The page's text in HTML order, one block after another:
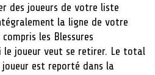
des joueurs de votre liste
la ligne de votre
les Blessures
le joueur veut se retirer. Le total
joueur est reporté dans la